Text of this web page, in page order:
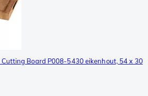
Cutting Board P008-5430 eikenhout, 54 x 30